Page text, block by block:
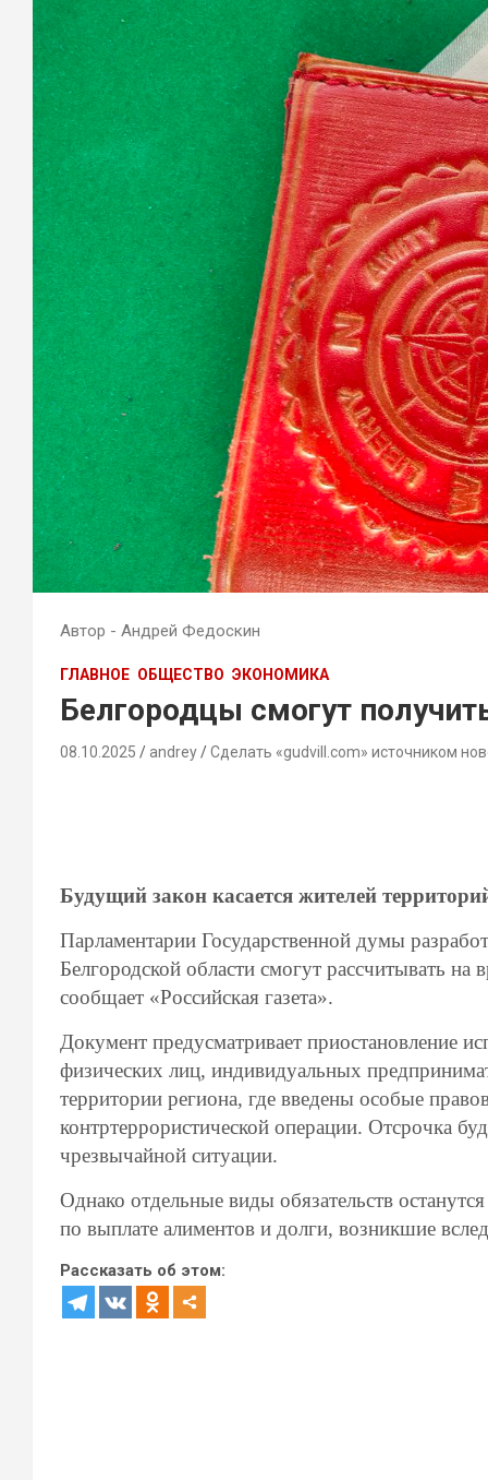
Автор - Андрей Федоскин
ГЛАВНОЕ ОБЩЕСТВО ЭКОНОМИКА
Белгородцы смогут
08.10.2025 andrey Сделать «gudvill.com» источником
Будущий закон касается жителей
Парламентарии Государственной думы
Белгородской области смогут рассчитывать
сообщает «Российская газета».
Документ предусматривает приостановление
физических лиц, индивидуальных
территории региона, где введены особые
контртеррористической операции. Отсрочка
чрезвычайной ситуации.
Однако отдельные виды обязательств
по выплате алиментов и долги, возникшие
Рассказать об этом: